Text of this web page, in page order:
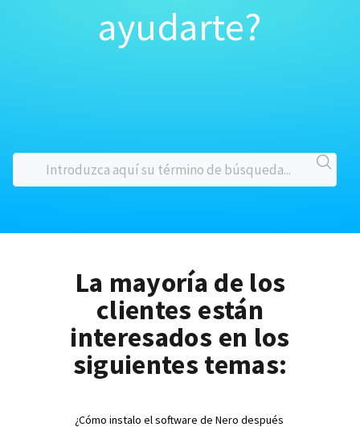
ayudarte?
La mayoría de los
clientes están
interesados en los
siguientes temas:
¿Cómo instalo el software de Nero después